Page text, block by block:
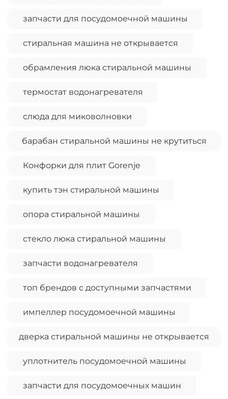
запчасти для посудомоечной машины
стиральная машина не открывается
обрамления люка стиральной машины
термостат водонагревателя
слюда для миковолновки
барабан стиральной машины не крутиться
Конфорки для плит Gorenje
купить тэн стиральной машины
опора стиральной машины
стекло люка стиральной машины
запчасти водонагревателя
топ брендов с доступными запчастями
импеллер посудомоечной машины
дверка стиральной машины не открывается
уплотнитель посудомоечной машины
запчасти для посудомоечных машин